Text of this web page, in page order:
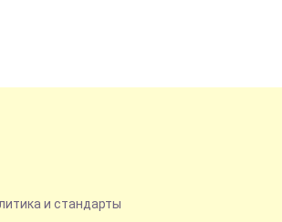
и стандарты